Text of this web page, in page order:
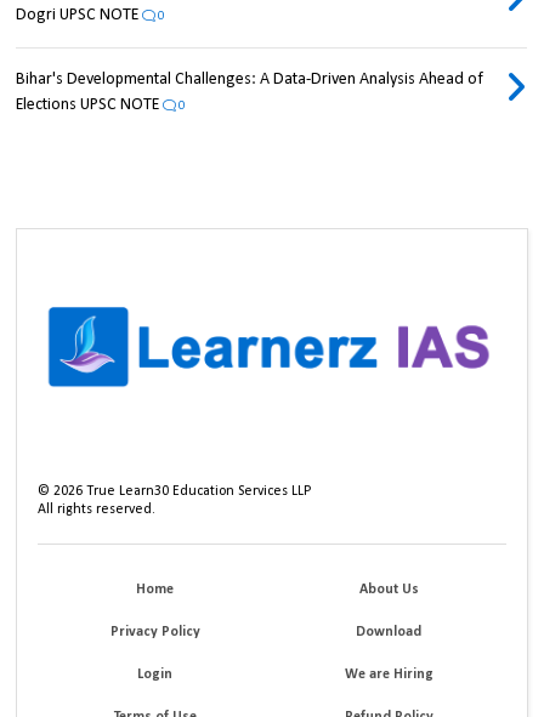
Dogri UPSC NOTE
0
Bihar's Developmental Challenges: A Data-Driven Analysis Ahead of
Elections UPSC NOTE
0
©2026 True Learn30 Education Services LLP
All rights reserved.
Home About Us
Privacy Policy Download
Login We are Hiring